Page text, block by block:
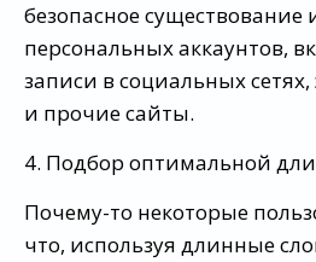
безопасное существование
персональных аккаунтов,
записи в социальных
и прочие сайты.
4. Подбор оптимальной
Почему-то некоторые
что, используя длинные